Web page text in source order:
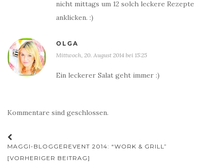
nicht mittags um 12 solch leckere Rezepte
anklicken. :)
OLGA
Mittwoch, 20. August 2014 bei 15:25
Ein leckerer Salat geht immer :)
Kommentare sind geschlossen.
Beitrags-
Navigation
MAGGI-BLOGGEREVENT 2014: “WORK & GRILL”
[VORHERIGER BEITRAG]